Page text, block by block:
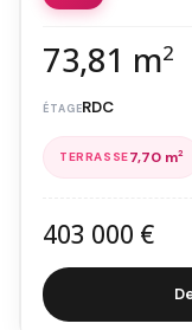
73,81 m2
RDC
7,70 m2
403 000 €